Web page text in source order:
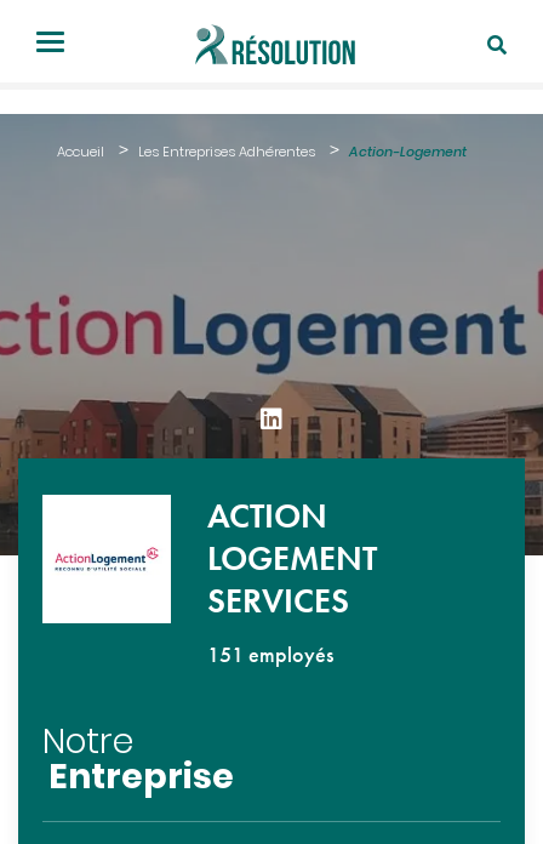
Accueil Les Entreprises Adhérentes Action-Logement
ACTION
LOGEMENT
SERVICES
151 employés
Notre
Entreprise